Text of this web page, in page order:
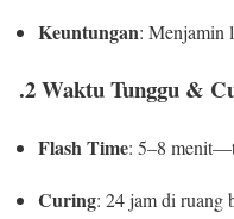
Keuntungan: Menjamin
.2 Waktu Tunggu &
Flash Time: 5–8
Curing: 24 jam di ruang